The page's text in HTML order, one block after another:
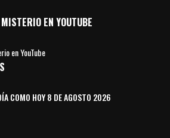
EN YOUTUBE
COMO HOY 8 DE AGOSTO 2026